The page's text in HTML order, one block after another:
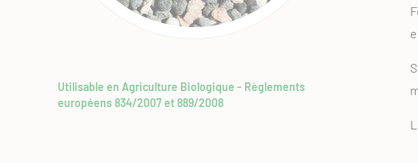
Utilisable en Agriculture Biologique - Règlements
européens 834/2007 et 889/2008